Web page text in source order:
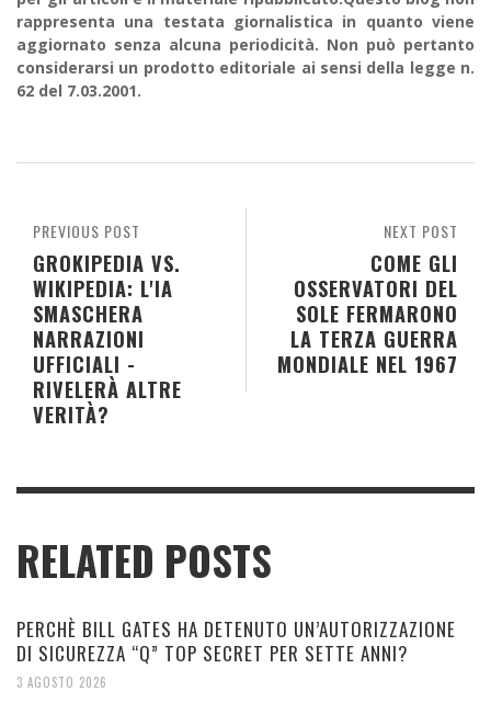
rappresenta una testata giornalistica in quanto viene
aggiornato senza alcuna periodicità. Non può pertanto
considerarsi un prodotto editoriale ai sensi della legge n.
62 del 7.03.2001.
NEXT POST
COME GLI
OSSERVATORI DEL
SOLE FERMARONO
LA TERZA GUERRA
MONDIALE NEL 1967
PREVIOUS POST
GROKIPEDIA VS.
WIKIPEDIA: L'IA
SMASCHERA
NARRAZIONI
UFFICIALI -
RIVELERÀ ALTRE
VERITÀ?
RELATED POSTS
PERCHÈ BILL GATES HA DETENUTO UN’AUTORIZZAZIONE
DI SICUREZZA “Q” TOP SECRET PER SETTE ANNI?
3 AGOSTO 2026